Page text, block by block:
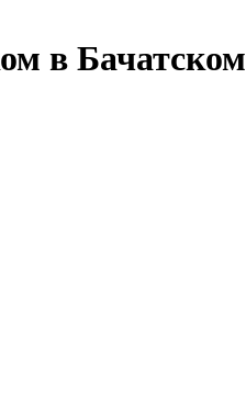
в Бачатском